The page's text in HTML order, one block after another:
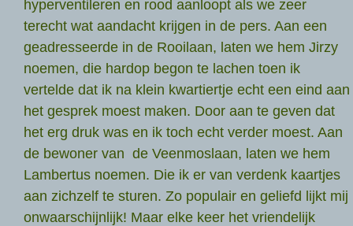
hyperventileren en rood aanloopt als we zeer
terecht wat aandacht krijgen in de pers. Aan een
geadresseerde in de Rooilaan, laten we hem Jirzy
noemen, die hardop begon te lachen toen ik
vertelde dat ik na klein kwartiertje echt een eind aan
het gesprek moest maken. Door aan te geven dat
het erg druk was en ik toch echt verder moest. Aan
de bewoner van de Veenmoslaan, laten we hem
Lambertus noemen. Die ik er van verdenk kaartjes
aan zichzelf te sturen. Zo populair en geliefd lijkt mij
onwaarschijnlijk! Maar elke keer het vriendelijk